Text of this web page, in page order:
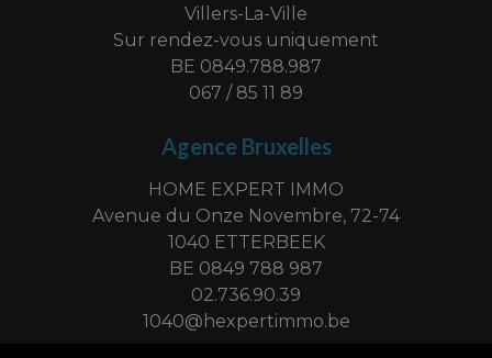
Villers-La-Ville
Sur rendez-vous uniquement
BE 0849.788.987
067 / 85 11 89
Agence Bruxelles
HOME EXPERT IMMO
Avenue du Onze Novembre, 72-74
1040 ETTERBEEK
BE 0849 788 987
02.736.90.39
1040@hexpertimmo.be